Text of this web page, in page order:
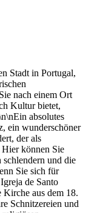
Stadt in Portugal,
nach einem Ort
Kultur bietet,
absolutes
ein wunderschöner
der als
können Sie
schlendern und die
Sie sich für
de Santo
Kirche aus dem 18.
Schnitzereien und